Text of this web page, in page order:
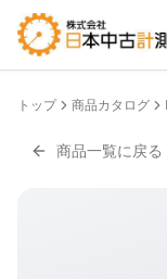
トップ 商品カタログ
商品一覧に戻る